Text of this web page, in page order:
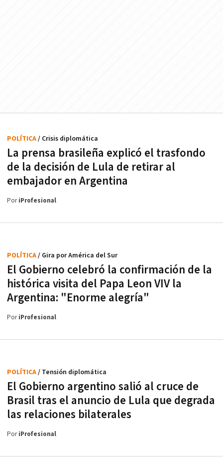
La prensa brasileña explicó el trasfondo
de la decisión de Lula de retirar al
embajador en Argentina
POLÍTICA/ Crisis diplomática
PoriProfesional
El Gobierno celebró la confirmación de la
histórica visita del Papa Leon VIV la
Argentina: "Enorme alegría"
POLÍTICA/ Gira por América del Sur
PoriProfesional
El Gobierno argentino salió al cruce de
Brasil tras el anuncio de Lula que degrada
las relaciones bilaterales
POLÍTICA/ Tensión diplomática
PoriProfesional